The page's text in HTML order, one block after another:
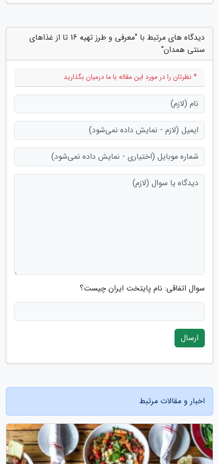
دیدگاه های مرتبط با "معرفی و طرز تهیه 16 تا از غذاهای
سنتی همدان"
* نظرتان را در مورد این مقاله با ما درمیان بگذارید
سوال اتفاقی: نام پایتخت ایران چیست؟
ارسال
اخبار و مقالات مرتبط